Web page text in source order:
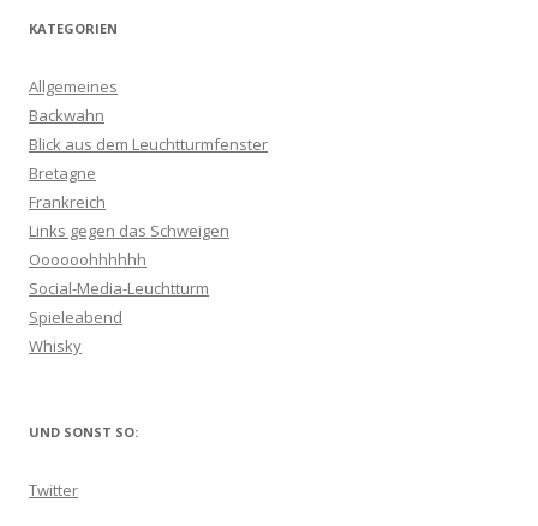
KATEGORIEN
Allgemeines
Backwahn
Blick aus dem Leuchtturmfenster
Bretagne
Frankreich
Links gegen das Schweigen
Oooooohhhhhh
Social-Media-Leuchtturm
Spieleabend
Whisky
UND SONST SO:
Twitter